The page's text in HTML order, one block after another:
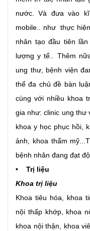
nước. Và đưa vào
mobile.. như thực
nhân tạo đầu tiên
lượng y tế.. Thêm
ung thư, bệnh viện
thể đa chủ đề bàn
cùng với nhiều khoa
gia như: clinic ung thư
khoa y học phục hồi,
ảnh, khoa thẩm
bệnh nhân đang đạt
• Trị liệu
Khoa trị liệu
Khoa tiêu hóa, khoa
nội thấp khớp, khoa
khoa nội thận, khoa